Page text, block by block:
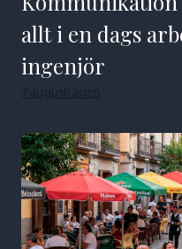
allt i en dags
ingenjör
7 augusti 2026